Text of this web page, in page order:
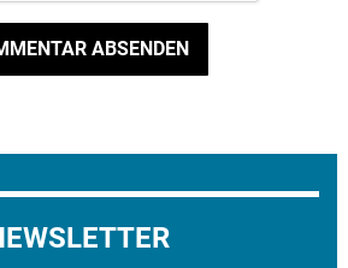
ABSENDEN